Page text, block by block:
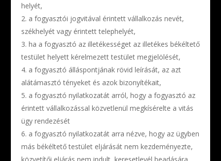
helyét,
a fogyasztói jogvitával érintett vállalkozás nevét,
székhelyét vagy érintett telephelyét,
ha a fogyasztó az illetékességet az illetékes békéltető
testület helyett kérelmezett testület megjelölését,
a fogyasztó álláspontjának rövid leírását, az azt
alátámasztó tényeket és azok bizonyítékait,
a fogyasztó nyilatkozatát arról, hogy a fogyasztó az
érintett vállalkozással közvetlenül megkísérelte a vitás
ügy rendezését
a fogyasztó nyilatkozatát arra nézve, hogy az ügyben
más békéltető testület eljárását nem kezdeményezte,